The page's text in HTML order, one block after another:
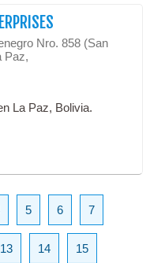
Nro. 858 (San
Paz,
La Paz, Bolivia.
5 6 7
13 14 15